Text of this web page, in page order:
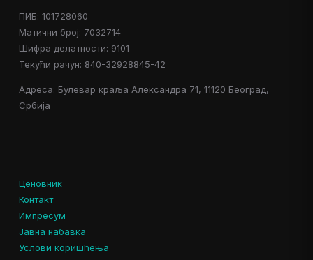
ПИБ: 101728060
Матични број: 7032714
Шифра делатности: 9101
Текући рачун: 840-32928845-42
Адреса: Булевар краља Александра 71, 11120 Београд,
Србија
Ценовник
Контакт
Импресум
Јавна набавка
Услови коришћења